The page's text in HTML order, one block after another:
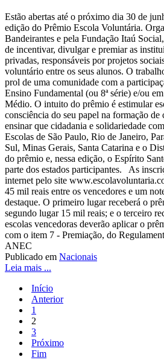
Estão abertas até o próximo dia 30 de
edição do Prêmio Escola Voluntária.
Bandeirantes e pela Fundação Itaú
de incentivar, divulgar e premiar as
privadas, responsáveis por projetos
voluntário entre os seus alunos. O
prol de uma comunidade com a
Ensino Fundamental (ou 8ª série) e/ou
Médio. O intuito do prêmio é estimular
consciência do seu papel na formação de
ensinar que cidadania e solidariedade
Escolas de São Paulo, Rio de Janeiro,
Sul, Minas Gerais, Santa Catarina e o
do prêmio e, nessa edição, o Espírito
parte dos estados participantes. As
internet pelo site
45 mil reais entre os vencedores e um
destaque. O primeiro lugar receberá o
segundo lugar 15 mil reais; e o terceiro
escolas vencedoras deverão aplicar o
com o item 7 - Premiação, do
ANEC
Publicado em Nacionais
Leia mais ...
Início
Anterior
1
2
3
Próximo
Fim